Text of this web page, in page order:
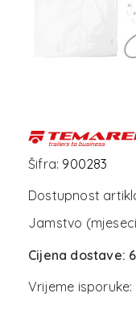
Šifra: 900283
Dostupnost
Jamstvo
Cijena dostave:
Vrijeme isporuke: